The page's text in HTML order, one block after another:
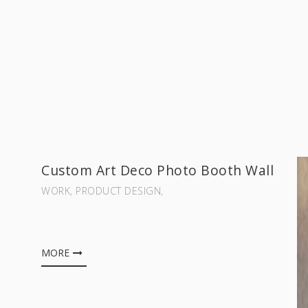
Custom Art Deco Photo Booth Wall
WORK‚ PRODUCT DESIGN‚
MORE